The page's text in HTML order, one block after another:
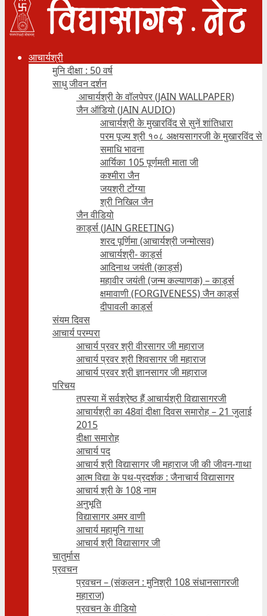
आचार्यश्री
मुनि दीक्षा : 50 वर्ष
साधु जीवन दर्शन
आचार्यश्री के वॉलपेपर (JAIN WALLPAPER)
जैन ऑडियो (JAIN AUDIO)
आचार्यश्री के मुखारविंद से सुनें शांतिधारा
परम पूज्य श्री १०८ अक्षयसागरजी के मुखारविंद से
समाधि भावना
आर्यिका 105 पूर्णमती माता जी
कश्मीरा जैन
जयश्री टोंग्या
श्री निखिल जैन
जैन वीडियो
कार्ड्स (JAIN GREETING)
शरद पूर्णिमा (आचार्यश्री जन्मोत्सव)
आचार्यश्री- कार्ड्स
आदिनाथ जयंती (कार्ड्स)
महावीर जयंती (जन्म कल्याणक) – कार्ड्स
क्षमावाणी (FORGIVENESS) जैन कार्ड्स
दीपावली कार्ड्स
संयम दिवस
आचार्य परम्परा
आचार्य प्रवर श्री वीरसागर जी महाराज
आचार्य प्रवर श्री शिवसागर जी महाराज
आचार्य प्रवर श्री ज्ञानसागर जी महाराज
परिचय
तपस्या में सर्वश्रेष्ठ हैं आचार्यश्री विद्यासागरजी
आचार्यश्री का 48वां दीक्षा दिवस समारोह – 21 जुलाई
2015
दीक्षा समारोह
आचार्य पद
आचार्य श्री विद्यासागर जी महाराज जी की जीवन-गाथा
आत्म विद्या के पथ-प्रदर्शक : जैनाचार्य विद्यासागर
आचार्य श्री के 108 नाम
अनुभूति
विद्यासागर अमर वाणी
आचार्य महामुनि गाथा
आचार्य श्री विद्यासागर जी
चातुर्मास
प्रवचन
प्रवचन – (संकलन : मुनिश्री 108 संधानसागरजी
महाराज)
प्रवचन के वीडियो